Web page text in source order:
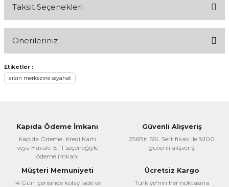
Taksit Seçenekleri
Önerileriniz
Bu ürünün fiyat bilgisi, resim, ürün açıklamalarında ve diğer
konularda yetersiz gördüğünüz noktaları öneri formunu
kullanarak tarafımıza iletebilirsiniz.
Ürün resmi kalitesiz, bozuk veya görüntülenemiyor.
Ürün açıklamasında eksik bilgiler bulunuyor.
Ürün bilgilerinde hatalar bulunuyor.
Etiketler :
arzın merkezine seyahat
Kapıda Ödeme İmkanı
Kapıda Ödeme, Kredi Kartı
veya Havale-EFT seçeneğiyle
ödeme imkanı
Güvenli Alışveriş
256Bit SSL Sertifikası ile %100
güvenli alışveriş
Müşteri Memuniyeti
14 Gün içerisinde kolay iade ve
Ücretsiz Kargo
Türkiye'nin her noktasına